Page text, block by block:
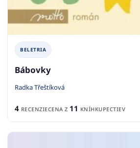
BELETRIA
Bábovky
Radka Třeštíková
4 RECENZIECENA Z 11 KNÍHKUPECTIEV